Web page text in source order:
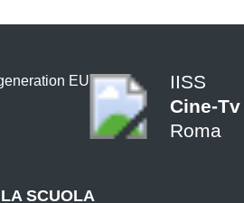
IISS
Cine-
Roma
LA SCUOLA